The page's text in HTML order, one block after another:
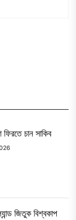
ফিরতে চান সাকিব
জিতুক বিশ্বকাপ